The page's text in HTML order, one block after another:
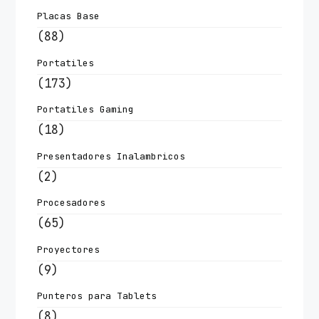
Placas Base
(88)
Portatiles
(173)
Portatiles Gaming
(18)
Presentadores Inalambricos
(2)
Procesadores
(65)
Proyectores
(9)
Punteros para Tablets